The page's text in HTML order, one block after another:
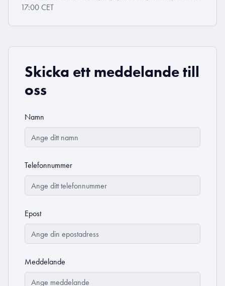
17:00 CET
Skicka ett meddelande till
oss
Namn
Telefonnummer
Epost
Meddelande